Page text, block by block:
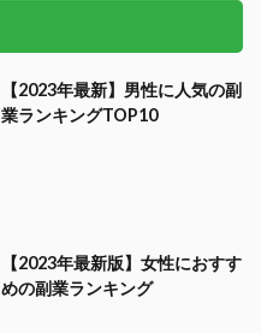
【2023年最新】男性に人気の副
業ランキングTOP10
【2023年最新版】女性におすす
めの副業ランキング